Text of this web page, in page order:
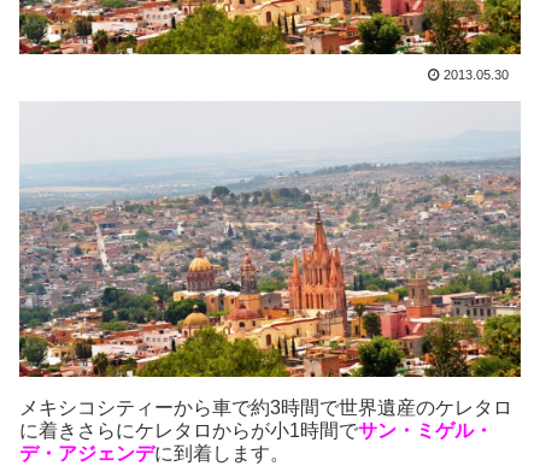
2013.05.30
メキシコシティーから車で約3時間で世界遺産のケレタロ
に着きさらにケレタロからが小1時間でサン・ミゲル・
デ・アジェンデに到着します。